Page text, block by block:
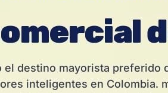
el destino mayorista preferido
inteligentes en Colombia.